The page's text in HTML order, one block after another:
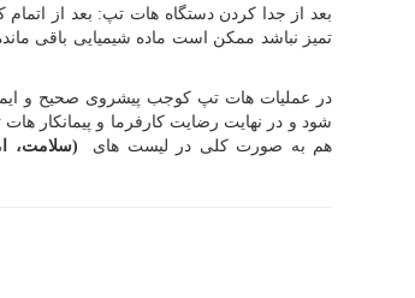
بعد از جدا کردن دستگاه هات تپ: بعد از اتمام
تمیز نباشد ممکن است ماده شیمیایی باقی
در عملیات هات تپ کوجب پیشروی صحیح و
شود و در نهایت رضایت کارفرما و پیمانکار
HSE (سلامت، امنیت و محیط زیست)